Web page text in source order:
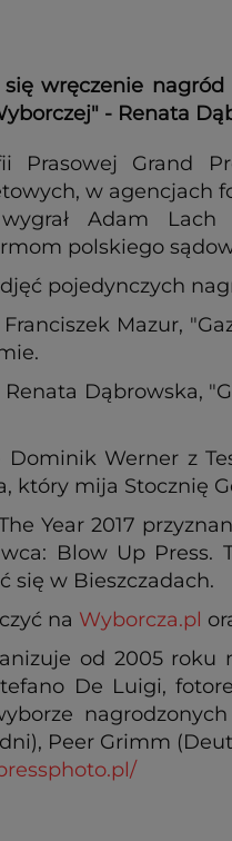
wręczenie
- Renata
Prasowej Grand
w agencjach
Adam
polskiego
pojedynczych
Mazur,
Dąbrowska,
Werner z
który mija Stocznię
Year 2017
Blow Up Press.
się w Bieszczadach.
na Wyborcza.pl
od 2005 roku
De Luigi,
Peer Grimm